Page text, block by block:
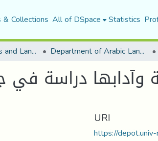
& Collections All of DSpace Statistics
Faculty of Letters and Languages Department of Arabic Language and Literature
وآدابها دراسة في
URI
https://